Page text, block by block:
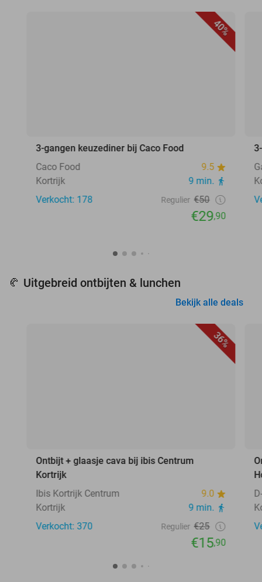
40%
3-gangen keuzediner bij Caco Food
Caco Food
9.5
Kortrijk
9 min.
Verkocht: 178
Regulier €50
€29,90
🥐 Uitgebreid ontbijten & lunchen
Bekijk alle deals
36%
Ontbijt + glaasje cava bij ibis Centrum
Kortrijk
Ibis Kortrijk Centrum
9.0
Kortrijk
9 min.
Verkocht: 370
Regulier €25
€15,90